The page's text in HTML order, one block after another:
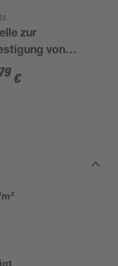
zur
von
Ø 3,4 cm
€